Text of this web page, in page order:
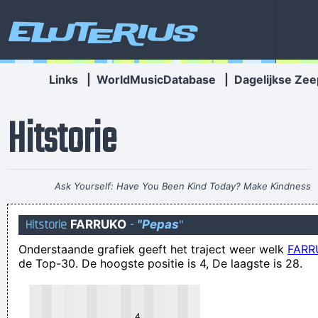
Eluterius
Links WorldMusicDatabase Dagelijkse
Hitstorie
Ask Yourself: Have You Been Kind Today? Make Kindness
Your Daily Modus Operandi And Change Your World~ Annie
Een kerel zit in een stationsbuffet de krant te lezen. Komt er
ne Antwerpenaar binnen, en die zegt: ´Gazet van Antwarpe
Hitstorie FARRUKO - "Pepas"
Onderstaande grafiek geeft het traject weer welk
de Top-30. De hoogste positie is 4, De laagste is 28.